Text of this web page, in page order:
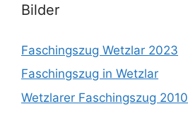
Bilder
Faschingszug Wetzlar 2023
Faschingszug in Wetzlar
Wetzlarer Faschingszug 2010